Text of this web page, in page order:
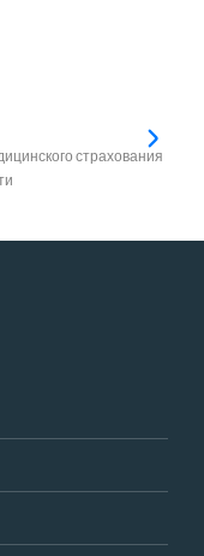
страхования